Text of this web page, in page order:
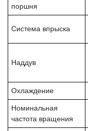
поршня
Система впрыска
Наддув
Охлаждение
Номинальная
частота вращения